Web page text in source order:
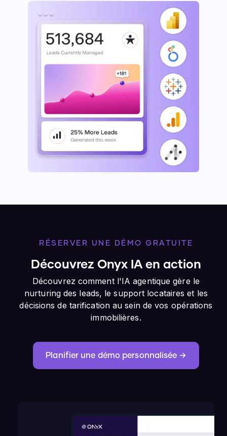
RÉSERVER UNE DÉMO GRATUITE
Découvrez Onyx IA en action
Découvrez comment l'IA agentique gère le
nurturing des leads, le support locataires et les
décisions de tarification au sein de vos opérations
immobilières.
Planifier une démo personnalisée →